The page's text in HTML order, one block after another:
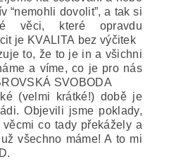
“nemohli dovolit”, a tak si
věci, které opravdu
je KVALITA bez výčitek
to, že to je in a všichni
a víme, co je pro nás
SVOBODA
(velmi krátké!) době je
Objevili jsme poklady,
co tady překážely a
všechno máme! A to mi